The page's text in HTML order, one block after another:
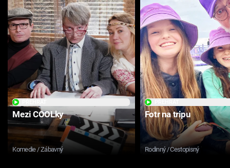
Mezi COOLky
Komedie / Zábavný
Fotr na tripu
Rodinný / Cestopisný